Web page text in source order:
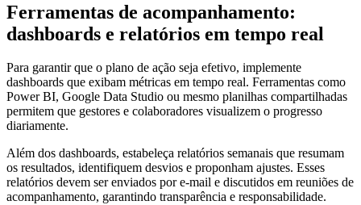
Ferramentas de acompanhamento:
dashboards e relatórios em tempo real
Para garantir que o plano de ação seja efetivo, implemente
dashboards que exibam métricas em tempo real. Ferramentas como
Power BI, Google Data Studio ou mesmo planilhas compartilhadas
permitem que gestores e colaboradores visualizem o progresso
diariamente.
Além dos dashboards, estabeleça relatórios semanais que resumam
os resultados, identifiquem desvios e proponham ajustes. Esses
relatórios devem ser enviados por e-mail e discutidos em reuniões de
acompanhamento, garantindo transparência e responsabilidade.